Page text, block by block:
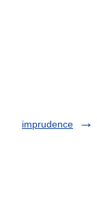
imprudence